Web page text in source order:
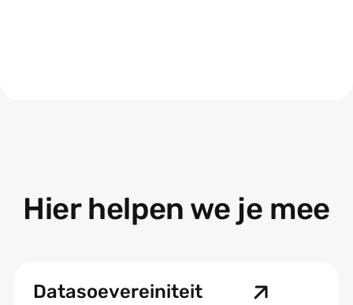
Hier helpen we je mee
Datasoevereiniteit